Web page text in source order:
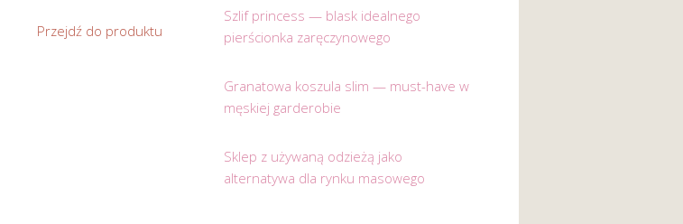
Przejdź do produktu
Szlif princess — blask idealnego
pierścionka zaręczynowego
Granatowa koszula slim — must-have w
męskiej garderobie
Sklep z używaną odzieżą jako
alternatywa dla rynku masowego